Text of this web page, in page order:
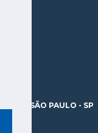
- SÃO PAULO - SP